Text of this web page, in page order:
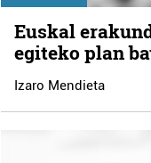
Euskal
egiteko plan
Izaro Mendieta